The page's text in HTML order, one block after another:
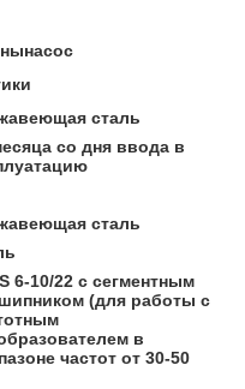
сталь
со дня ввода в
сталь
6-10/22 с сегментным
(для работы с
в
частот от 30-50